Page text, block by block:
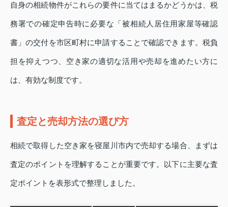
自身の相続物件がこれらの要件に当てはまるかどうかは、税
務署での確定申告時に必要な「被相続人居住用家屋等確認
書」の交付を市区町村に申請することで確認できます。税負
担を抑えつつ、空き家の適切な活用や売却を進めたい方に
は、有効な制度です。
査定と売却方法の選び方
相続で取得した空き家を寝屋川市内で売却する場合、まずは
査定のポイントを理解することが重要です。以下に主要な査
定ポイントを表形式で整理しました。